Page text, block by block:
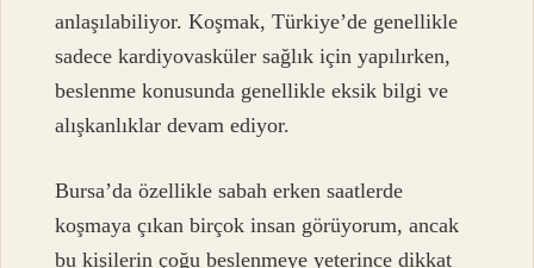
anlaşılabiliyor. Koşmak, Türkiye’de genellikle
sadece kardiyovasküler sağlık için yapılırken,
beslenme konusunda genellikle eksik bilgi ve
alışkanlıklar devam ediyor.
Bursa’da özellikle sabah erken saatlerde
koşmaya çıkan birçok insan görüyorum, ancak
bu kişilerin çoğu beslenmeye yeterince dikkat